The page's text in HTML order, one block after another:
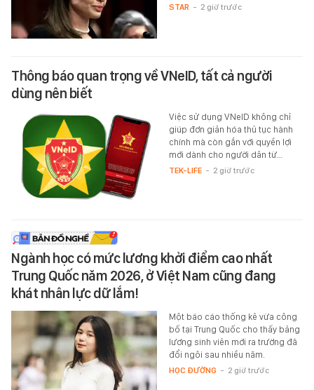
STAR - 2 giờ trước
Thông báo quan trọng về VNeID, tất cả người
dùng nên biết
Việc sử dụng VNeID không chỉ
giúp đơn giản hóa thủ tục hành
chính mà còn gắn với quyền lợi
mới dành cho người dân từ…
TEK-LIFE - 2 giờ trước
Ngành học có mức lương khởi điểm cao nhất
Trung Quốc năm 2026, ở Việt Nam cũng đang
khát nhân lực dữ lắm!
Một báo cáo thống kê vừa công
bố tại Trung Quốc cho thấy bảng
lương sinh viên mới ra trường đã
đổi ngôi sau nhiều năm.
HỌC ĐƯỜNG - 2 giờ trước